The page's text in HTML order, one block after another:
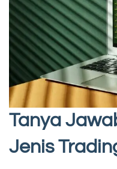
Tanya
Jenis